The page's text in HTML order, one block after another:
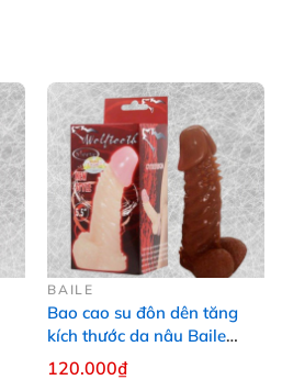
BAILE
Bao cao su đôn dên tăng
kích thước da nâu Baile
Wolftooth 14.4x3.5cm
120.000₫